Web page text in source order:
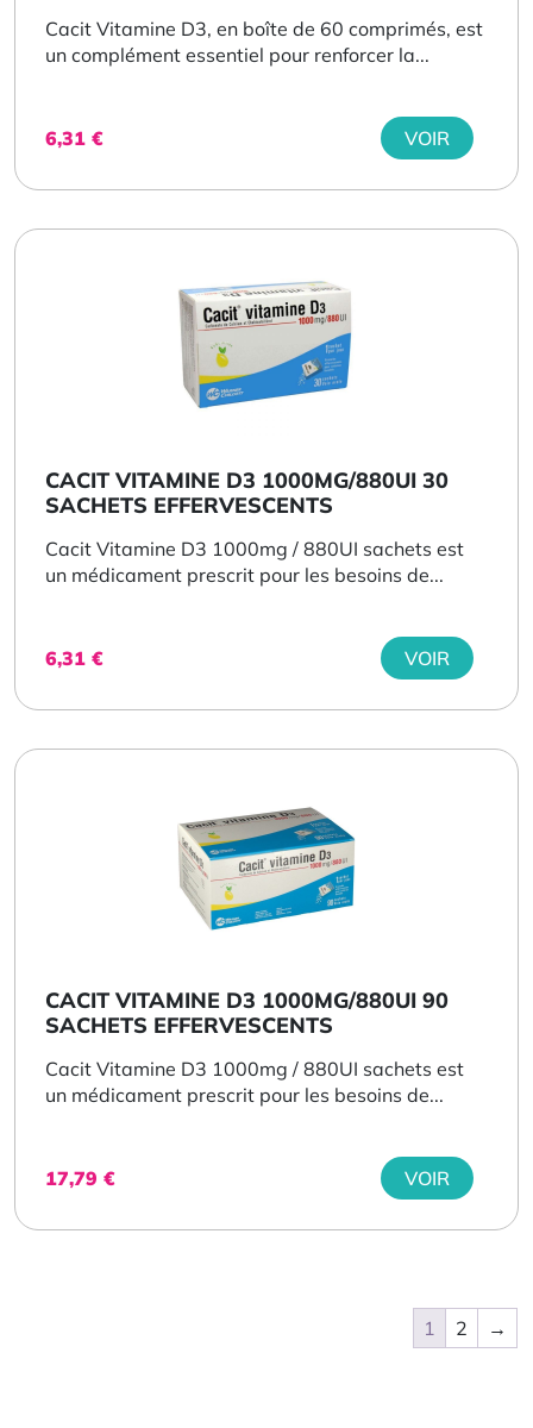
Cacit Vitamine D3, en boîte de 60 comprimés, est
un complément essentiel pour renforcer la...
6,31 € VOIR
CACIT VITAMINE D3 1000MG/880UI 30
SACHETS EFFERVESCENTS
Cacit Vitamine D3 1000mg / 880UI sachets est
un médicament prescrit pour les besoins de...
6,31 € VOIR
CACIT VITAMINE D3 1000MG/880UI 90
SACHETS EFFERVESCENTS
Cacit Vitamine D3 1000mg / 880UI sachets est
un médicament prescrit pour les besoins de...
17,79 € VOIR
1 2 →